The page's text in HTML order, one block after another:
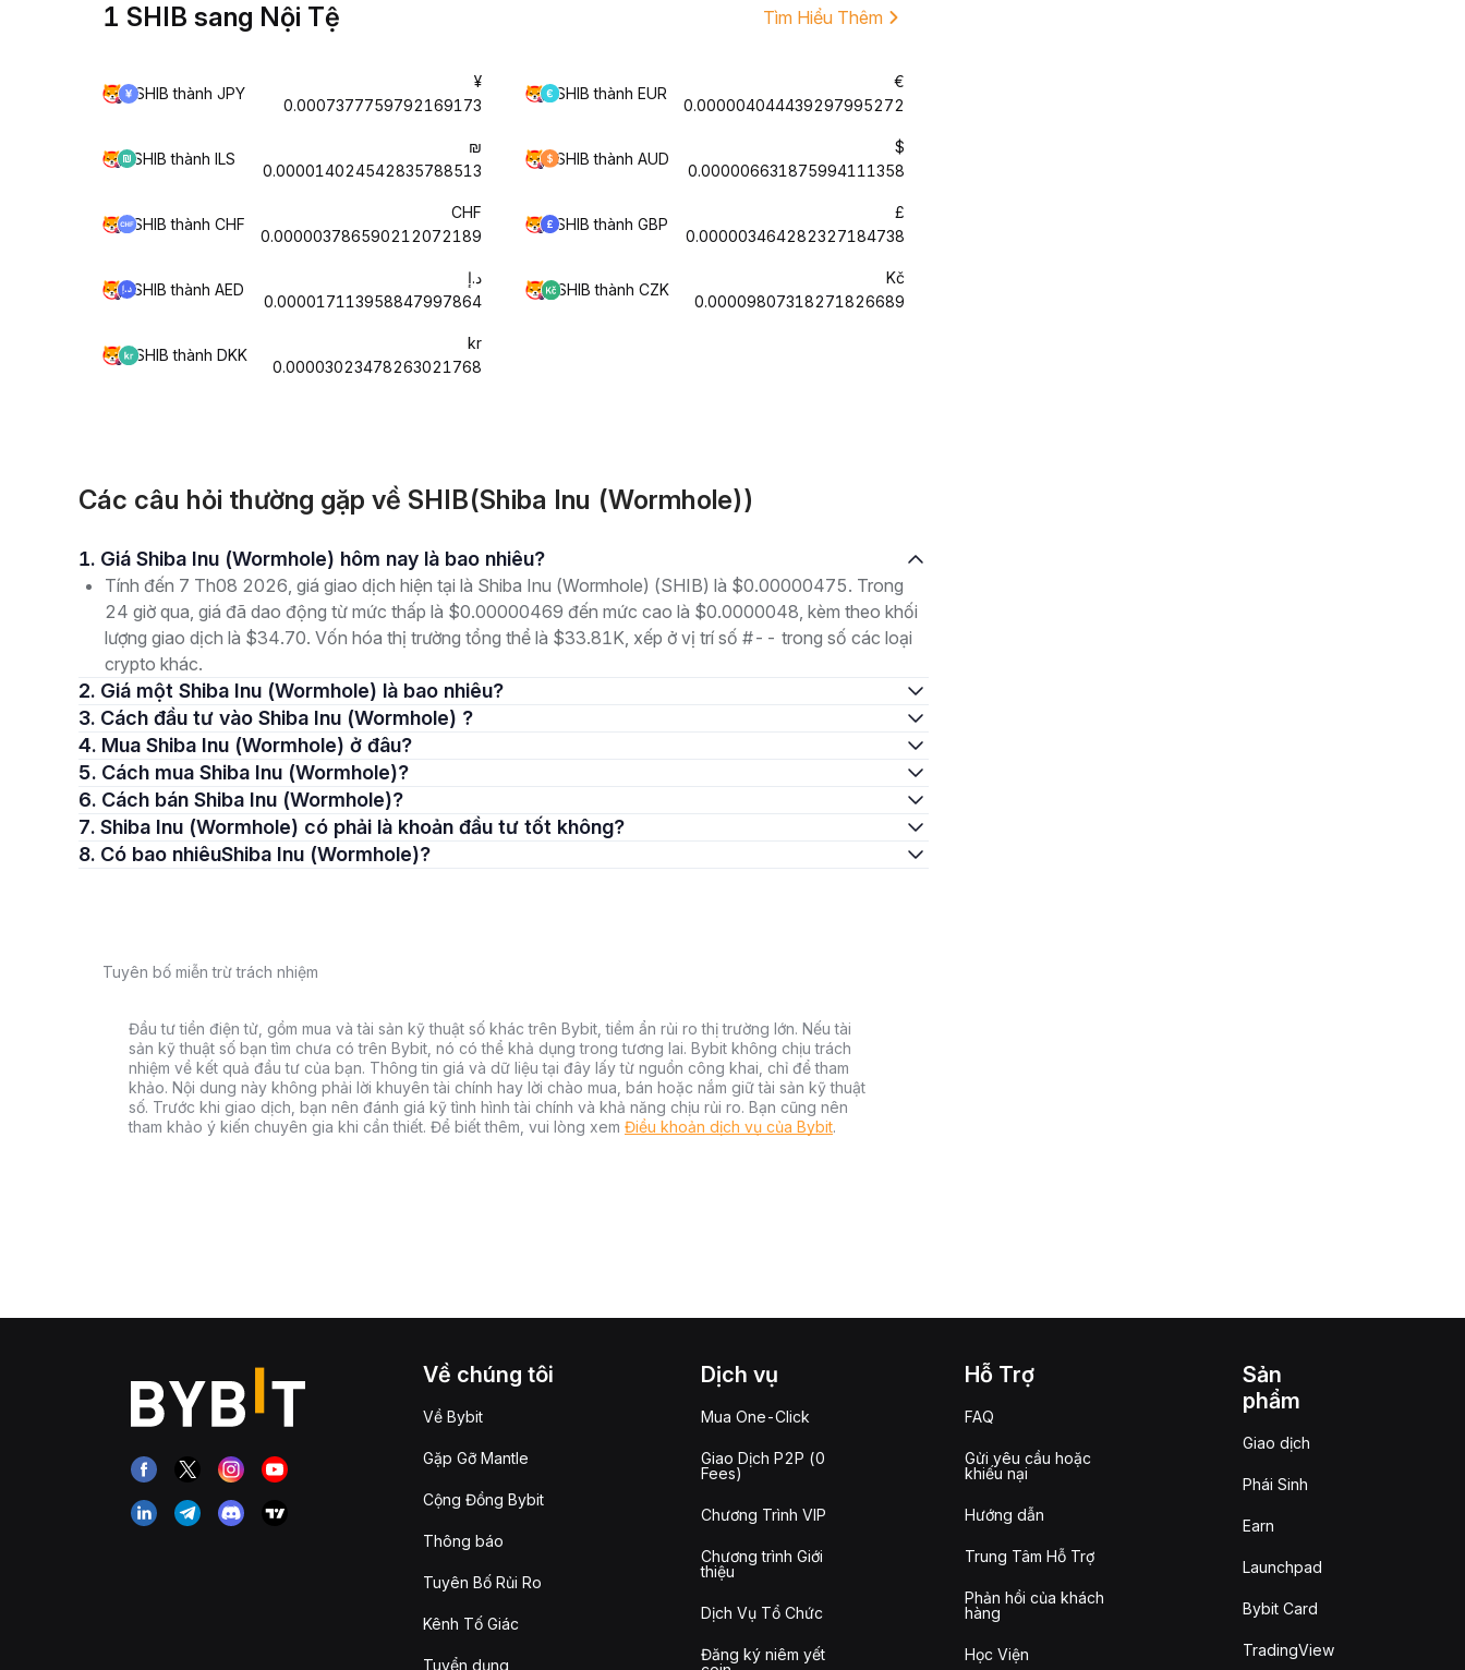
1 SHIB sang Nội Tệ Tìm Hiểu Thêm
SHIB thành JPY
¥
0.0007377759792169173
SHIB thành EUR
€
0.000004044439297995272
SHIB thành ILS
₪
0.000014024542835788513
SHIB thành AUD
$
0.000006631875994111358
SHIB thành CHF
CHF
0.000003786590212072189
SHIB thành GBP
£
0.000003464282327184738
SHIB thành AED
د.إ
0.000017113958847997864
SHIB thành CZK
Kč
0.00009807318271826689
SHIB thành DKK
kr
0.00003023478263021768
Các câu hỏi thường gặp về SHIB(Shiba Inu (Wormhole))
1. Giá Shiba Inu (Wormhole) hôm nay là bao nhiêu?
Tính đến 7 Th08 2026, giá giao dịch hiện tại là Shiba Inu (Wormhole) (SHIB) là $0.00000475. Trong
24 giờ qua, giá đã dao động từ mức thấp là $0.00000469 đến mức cao là $0.0000048, kèm theo khối
lượng giao dịch là $34.70. Vốn hóa thị trường tổng thể là $33.81K, xếp ở vị trí số #-- trong số các loại
crypto khác.
2. Giá một Shiba Inu (Wormhole) là bao nhiêu?
3. Cách đầu tư vào Shiba Inu (Wormhole) ?
4. Mua Shiba Inu (Wormhole) ở đâu?
5. Cách mua Shiba Inu (Wormhole)?
6. Cách bán Shiba Inu (Wormhole)?
7. Shiba Inu (Wormhole) có phải là khoản đầu tư tốt không?
8. Có bao nhiêuShiba Inu (Wormhole)?
Tuyên bố miễn trừ trách nhiệm
Đầu tư tiền điện tử, gồm mua và tài sản kỹ thuật số khác trên Bybit, tiềm ẩn rủi ro thị trường lớn. Nếu tài
sản kỹ thuật số bạn tìm chưa có trên Bybit, nó có thể khả dụng trong tương lai. Bybit không chịu trách
nhiệm về kết quả đầu tư của bạn. Thông tin giá và dữ liệu tại đây lấy từ nguồn công khai, chỉ để tham
khảo. Nội dung này không phải lời khuyên tài chính hay lời chào mua, bán hoặc nắm giữ tài sản kỹ thuật
số. Trước khi giao dịch, bạn nên đánh giá kỹ tình hình tài chính và khả năng chịu rủi ro. Bạn cũng nên
tham khảo ý kiến chuyên gia khi cần thiết. Để biết thêm, vui lòng xem Điều khoản dịch vụ của Bybit.
Về chúng tôi
Về Bybit
Gặp Gỡ Mantle
Cộng Đồng Bybit
Thông báo
Tuyên Bố Rủi Ro
Kênh Tố Giác
Tuyển dụng
Dịch vụ
Mua One-Click
Giao Dịch P2P (0
Fees)
Chương Trình VIP
Chương trình Giới
thiệu
Dịch Vụ Tổ Chức
Đăng ký niêm yết
Hỗ Trợ
FAQ
Gửi yêu cầu hoặc
khiếu nại
Hướng dẫn
Trung Tâm Hỗ Trợ
Phản hồi của khách
hàng
Học Viện
Sản
phẩm
Giao dịch
Phái Sinh
Earn
Launchpad
Bybit Card
TradingView